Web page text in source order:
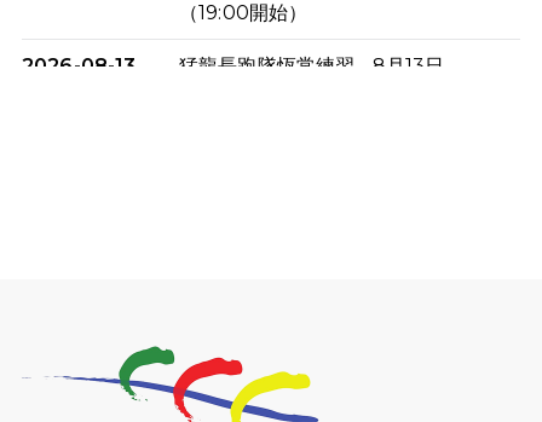
（19:00開始）
2026-08-13
猛龍長跑隊恆常練習 - 8月13日
2026-07-23
猛龍長跑隊恆常練習 - 7月23日
（19:00開始）